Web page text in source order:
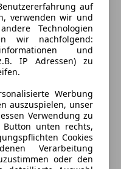
6
l/100 km (komb.)
auf
verwenden wir und
Technologien
wir nachfolgend:
und
IP Adressen) zu
Werbung
auszuspielen, unser
Verwendung zu
unten rechts,
Cookies
Verarbeitung
oder den